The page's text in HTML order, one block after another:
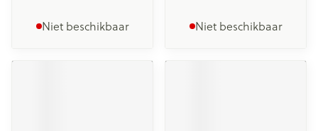
Niet beschikbaar Niet beschikbaar